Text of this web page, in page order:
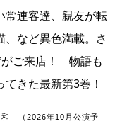
常連客達、親友が転
、など異色満載。さ
がご来店！ 物語も
きた最新第3巻！
」（2026年10月公演予